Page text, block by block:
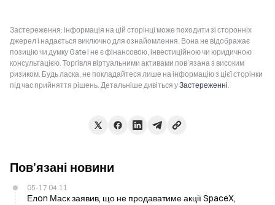
Застереження: інформація на цій сторінці може походити зі сторонніх
джерел і надається виключно для ознайомлення. Вона не відображає
позицію чи думку Gate і не є фінансовою, інвестиційною чи юридичною
консультацією. Торгівля віртуальними активами пов’язана з високим
ризиком. Будь ласка, не покладайтеся лише на інформацію з цієї сторінки
під час прийняття рішень. Детальніше дивіться уЗастереженні.
Пов’язані новини
05-17 04:11
Елon Маск заявив, що не продаватиме акції SpaceX,